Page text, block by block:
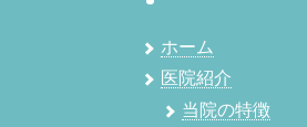
ホーム
医院紹介
当院の特徴